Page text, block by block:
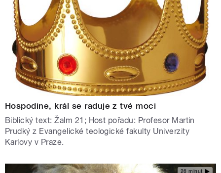
Hospodine, král se raduje z tvé moci
Biblický text: Žalm 21; Host pořadu: Profesor Martin
Prudký z Evangelické teologické fakulty Univerzity
Karlovy v Praze.
26 minut